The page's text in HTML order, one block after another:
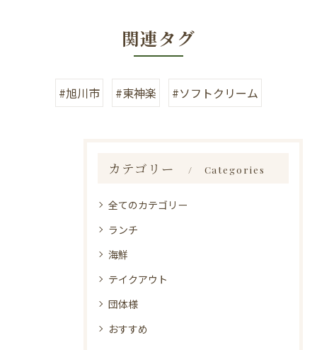
関連タグ
#旭川市 #東神楽 #ソフトクリーム
カテゴリー Categories
全てのカテゴリー
ランチ
海鮮
テイクアウト
団体様
おすすめ